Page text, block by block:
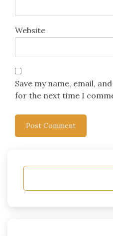
Website
Save my name, email,
for the next time I